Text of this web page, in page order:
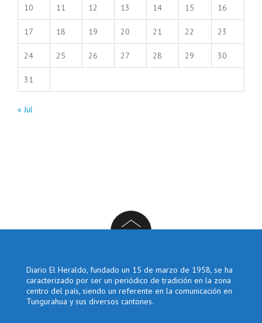
10 11 12 13 14 15 16
17 18 19 20 21 22 23
24 25 26 27 28 29 30
31
« Jul
Diario El Heraldo, fundado un 15 de marzo de 1958, se ha
caracterizado por ser un periódico de tradición en la zona
centro del país, siendo un referente en la comunicación en
Tungurahua y sus diversos cantones.